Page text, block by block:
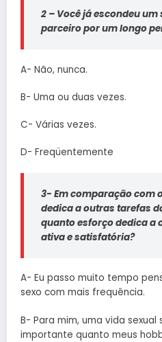
2 – Você já escondeu
parceiro por um longo
A- Não, nunca.
B- Uma ou duas vezes.
C- Várias vezes.
D- Freqüentemente
3- Em comparação com
dedica a outras tarefas
quanto esforço dedica a
ativa e satisfatória?
A- Eu passo muito tempo
sexo com mais frequência.
B- Para mim, uma vida
importante quanto meus